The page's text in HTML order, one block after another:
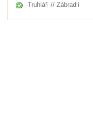
Truhláři // Zábradlí